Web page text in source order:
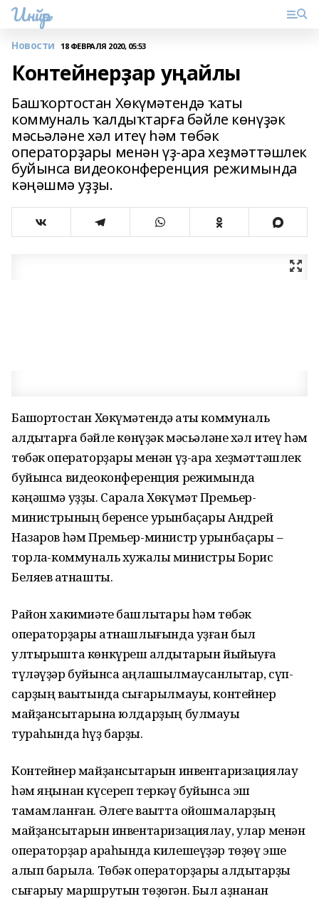
Инйәр
Новости 18 ФЕВРАЛЯ 2020, 05:53
Контейнерҙар уңайлы
Башҡортостан Хөкүмәтендә ҡаты
коммуналь ҡалдыҡтарға бәйле көнүҙәк
мәсьәләне хәл итеү һәм төбәк
операторҙары менән үҙ-ара хеҙмәттәшлек
буйынса видеоконференция режимында
кәңәшмә уҙҙы.
Башҡортостан Хөкүмәтендә ҡаты коммуналь
ҡалдыҡтарға бәйле көнүҙәк мәсьәләне хәл итеү һәм
төбәк операторҙары менән үҙ-ара хеҙмәттәшлек
буйынса видеоконференция режимында
кәңәшмә уҙҙы. Сарала Хөкүмәт Премьер-
министрының беренсе урынбаҫары Андрей
Назаров һәм Премьер-министр урынбаҫары –
торлаҡ-коммуналь хужалыҡ министры Борис
Беляев ҡатнашты.
Район хакимиәте башлыҡтары һәм төбәк
операторҙары ҡатнашлығында уҙған был
ултырышта көнкүреш ҡалдыҡтарын йыйыуға
түләүҙәр буйынса аңлашылмаусанлыҡтар, сүп-
сарҙың ваҡытында сығарылмауы, контейнер
майҙансыҡтарына юлдарҙың булмауы
тураһында һүҙ барҙы.
Контейнер майҙансыҡтарын инвентаризациялау
һәм яңынан күсереп теркәү буйынса эш
тамамланған. Әлеге ваҡытта ойошмаларҙың
майҙансыҡтарын инвентаризациялау, улар менән
операторҙар араһында килешеүҙәр төҙөү эше
алып барыла. Төбәк операторҙары ҡалдыҡтарҙы
сығарыу маршрутын төҙөгән. Был аҙнанан